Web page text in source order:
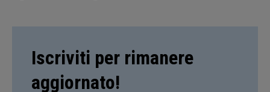
Iscriviti per rimanere
aggiornato!